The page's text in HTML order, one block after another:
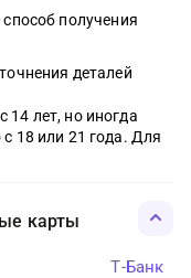
получения
деталей
лет, но иногда
18 или 21 года. Для
карты
Т-Банк